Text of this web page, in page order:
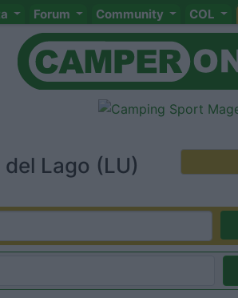
Forum Community COL
Lago (LU)